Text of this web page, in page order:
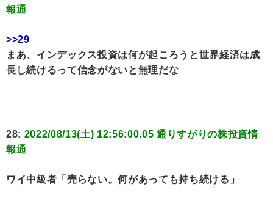
報通
>>29
まあ、インデックス投資は何が起ころうと世界経済は成
長し続けるって信念がないと無理だな
28: 2022/08/13(土) 12:56:00.05 通りすがりの株投資情
報通
ワイ中級者「売らない。何があっても持ち続ける」